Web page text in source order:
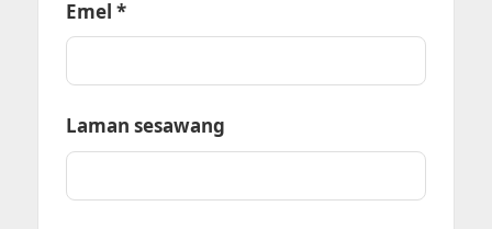
Emel *
Laman sesawang